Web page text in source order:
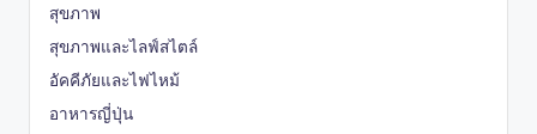
สุขภาพ
สุขภาพและไลฟ์สไตล์
อัคคีภัยและไฟไหม้
อาหารญี่ปุ่น